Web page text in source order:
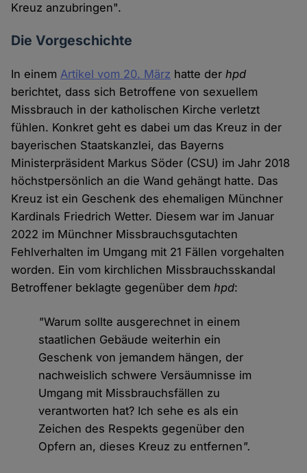
Kreuz anzubringen".
Die Vorgeschichte
In einemArtikel vom 20. März hatte derhpd
berichtet, dass sich Betroffene von sexuellem
Missbrauch in der katholischen Kirche verletzt
fühlen. Konkret geht es dabei um das Kreuz in der
bayerischen Staatskanzlei, das Bayerns
Ministerpräsident Markus Söder (CSU) im Jahr 2018
höchstpersönlich an die Wand gehängt hatte. Das
Kreuz ist ein Geschenk des ehemaligen Münchner
Kardinals Friedrich Wetter. Diesem war im Januar
2022 im Münchner Missbrauchsgutachten
Fehlverhalten im Umgang mit 21 Fällen vorgehalten
worden. Ein vom kirchlichen Missbrauchsskandal
Betroffener beklagte gegenüber demhpd:
"Warum sollte ausgerechnet in einem
staatlichen Gebäude weiterhin ein
Geschenk von jemandem hängen, der
nachweislich schwere Versäumnisse im
Umgang mit Missbrauchsfällen zu
verantworten hat? Ich sehe es als ein
Zeichen des Respekts gegenüber den
Opfern an, dieses Kreuz zu entfernen".